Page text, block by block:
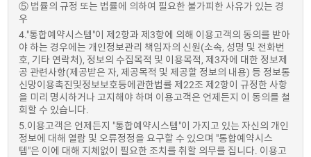
⑤ 법률의 규정 또는 법률에 의하여 필요한 불가피한 사유가 있는 경
우
4."통합예약시스템"이 제2항과 제3항에 의해 이용고객의 동의를 받아
야 하는 경우에는 개인정보관리 책임자의 신원(소속, 성명 및 전화번
호, 기타 연락처), 정보의 수집목적 및 이용목적, 제3자에 대한 정보제
공 관련사항(제공받은 자, 제공목적 및 제공할 정보의 내용) 등 정보통
신망이용촉진및정보보호등에관한법률 제22조 제2항이 규정한 사항
을 미리 명시하거나 고지해야 하며 이용고객은 언제든지 이 동의를 철
회할 수 있습니다.
5.이용고객은 언제든지 "통합예약시스템"이 가지고 있는 자신의 개인
정보에 대해 열람 및 오류정정을 요구할 수 있으며 "통합예약시스
템"은 이에 대해 지체없이 필요한 조치를 취할 의무를 집니다. 이용고